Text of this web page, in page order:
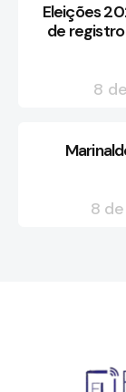
Eleições
de
8
8